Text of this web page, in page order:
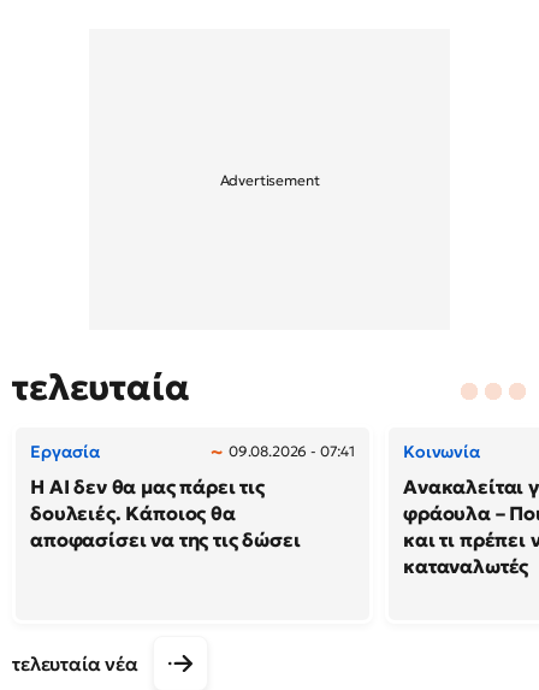
τελευταία
Εργασία 09.08.2026 - 07:41
Η AI δεν θα μας πάρει τις
δουλειές. Κάποιος θα
αποφασίσει να της τις δώσει
Κοινωνία
Ανακαλείται
φράουλα –
και τι πρέπει
καταναλωτές
τελευταία νέα